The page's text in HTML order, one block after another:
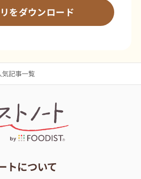
をダウンロード
気記事一覧
トについて